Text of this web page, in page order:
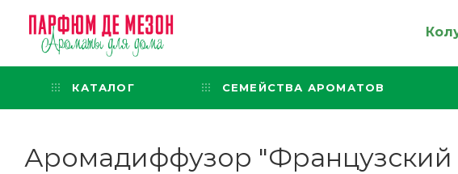
КАТАЛОГ СЕМЕЙСТВА АРОМАТОВ
Аромадиффузор "Французский